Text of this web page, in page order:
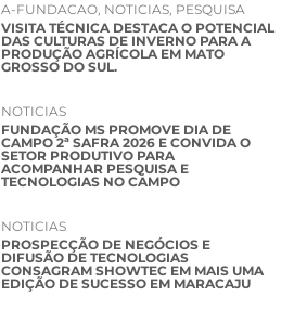
A-FUNDACAO, NOTICIAS, PESQUISA
VISITA TÉCNICA DESTACA O POTENCIAL
DAS CULTURAS DE INVERNO PARA A
PRODUÇÃO AGRÍCOLA EM MATO
GROSSO DO SUL.
NOTICIAS
FUNDAÇÃO MS PROMOVE DIA DE
CAMPO 2ª SAFRA 2026 E CONVIDA O
SETOR PRODUTIVO PARA
ACOMPANHAR PESQUISA E
TECNOLOGIAS NO CAMPO
NOTICIAS
PROSPECÇÃO DE NEGÓCIOS E
DIFUSÃO DE TECNOLOGIAS
CONSAGRAM SHOWTEC EM MAIS UMA
EDIÇÃO DE SUCESSO EM MARACAJU